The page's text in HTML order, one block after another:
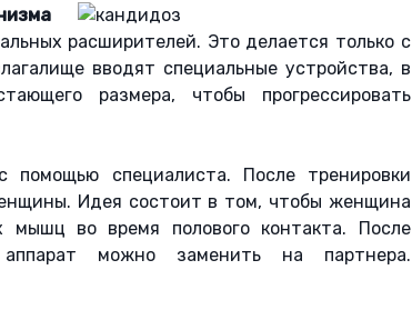
расширителей. Это делается только с
вводят специальные устройства, в
размера, чтобы прогрессировать
помощью специалиста. После тренировки
Идея состоит в том, чтобы женщина
мышц во время полового контакта. После
аппарат можно заменить на партнера.